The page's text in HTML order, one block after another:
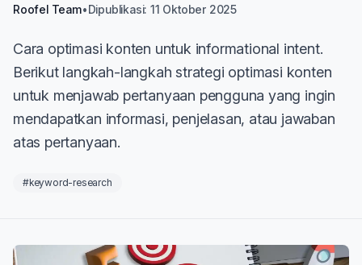
Roofel Team•Dipublikasi: 11 Oktober 2025
Cara optimasi konten untuk informational intent.
Berikut langkah-langkah strategi optimasi konten
untuk menjawab pertanyaan pengguna yang ingin
mendapatkan informasi, penjelasan, atau jawaban
atas pertanyaan.
#keyword-research